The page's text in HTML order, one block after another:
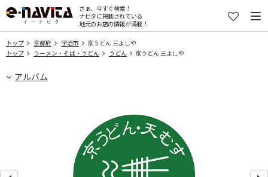
さぁ、今すぐ検索！
ナビタに掲載されている
地元のお店の情報が満載！
トップ 京都府 宇治市
京うどん 三よしや
トップ
ラーメン・そば・うどん うどん 京うどん 三よしや
アルバム